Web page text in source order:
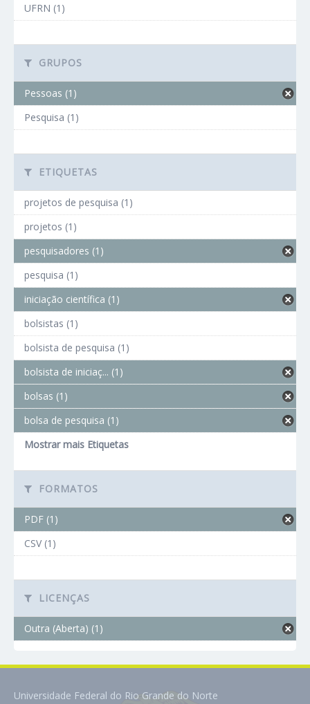
UFRN (1)
GRUPOS
Pessoas (1)
Pesquisa (1)
ETIQUETAS
projetos de pesquisa (1)
projetos (1)
pesquisadores (1)
pesquisa (1)
iniciação científica (1)
bolsistas (1)
bolsista de pesquisa (1)
bolsista de iniciaç... (1)
bolsas (1)
bolsa de pesquisa (1)
Mostrar mais Etiquetas
FORMATOS
PDF (1)
CSV (1)
LICENÇAS
Outra (Aberta) (1)
Universidade Federal do Rio Grande do Norte